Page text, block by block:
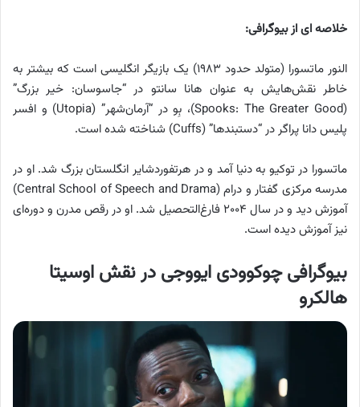
خلاصه ای از بیوگرافی:
النور ماتسورا (متولد حدود ۱۹۸۳) یک بازیگر انگلیسی است که بیشتر به
خاطر نقش‌هایش به عنوان هانا سانتو در “جاسوسان: خیر بزرگ”
(Spooks: The Greater Good)، بِو در “آرمان‌شهر” (Utopia) و افسر
پلیس دانا پراگر در “دستبندها” (Cuffs) شناخته شده است.
ماتسورا در توکیو به دنیا آمد و در هرتفوردشایر انگلستان بزرگ شد. او در
مدرسه مرکزی گفتار و درام (Central School of Speech and Drama)
آموزش دید و در سال ۲۰۰۴ فارغ‌التحصیل شد. او در رقص مدرن و دوره‌ای
نیز آموزش دیده است.
بیوگرافی چوکوودی ایووجی در نقش اوسیتا
هالکرو